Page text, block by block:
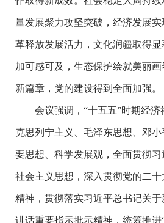
量发展聚力攻坚突破，经济发展
革释放发展活力，文化润疆取得
加可感可及，生态保护绘就美丽
新篇章，党的建设得到全面加强。
会议强调，“十五五”时期经
克思列宁主义、毛泽东思想、邓
要思想、科学发展观，全面贯彻
社会主义思想，深入贯彻党的二
精神，贯彻落实习近平总书记关
讲话重要指示批示精神，统筹推进